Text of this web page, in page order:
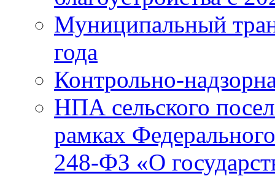
Муниципальный
года
Контрольно-
НПА сельского
рамках
248-ФЗ «О